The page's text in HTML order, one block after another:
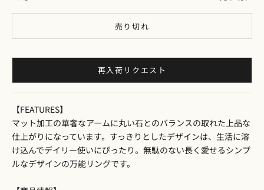
売り切れ
再入荷リクエスト
【FEATURES】
マット加工の華奢なアームに丸い石とのバランスの取れた上品な
仕上がりになっています。すっきりとしたデザインは、生活に溶
け込んでデイリー使いにぴったり。無駄のない長く愛せるシンプ
ルなデザインの万能リングです。